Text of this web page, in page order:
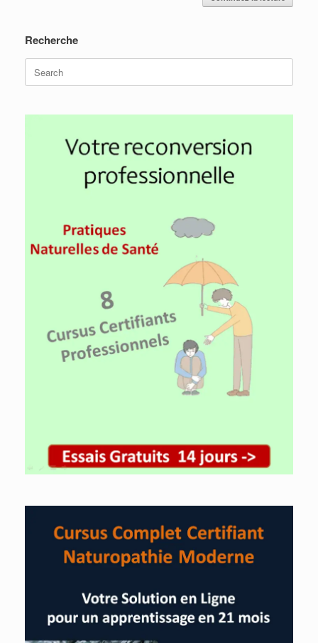
Recherche
Search
for: